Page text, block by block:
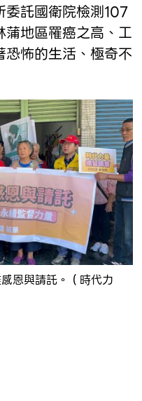
委託國衛院檢測107
地區罹癌之高、工
怖的生活、極奇不
恩與請託。（時代力